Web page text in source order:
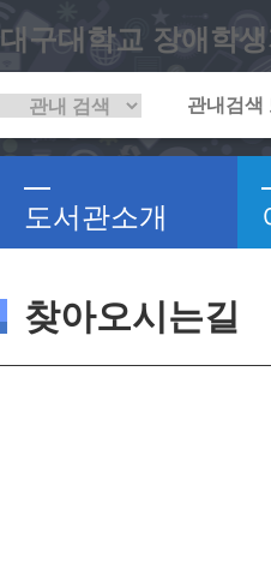
대구대학교 장애학
도서관소개
찾아오시는길